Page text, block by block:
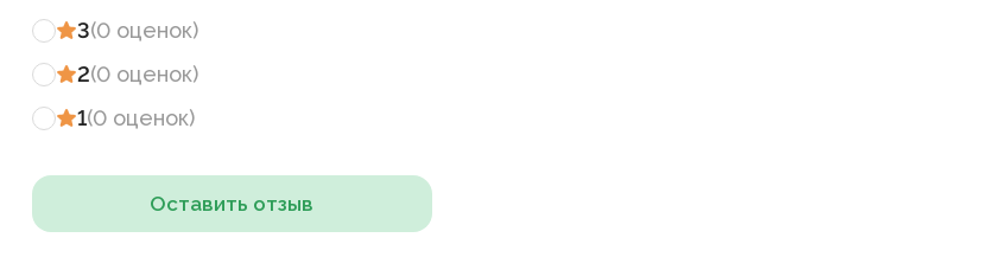
3(0 оценок)
2(0 оценок)
1(0 оценок)
Оставить отзыв